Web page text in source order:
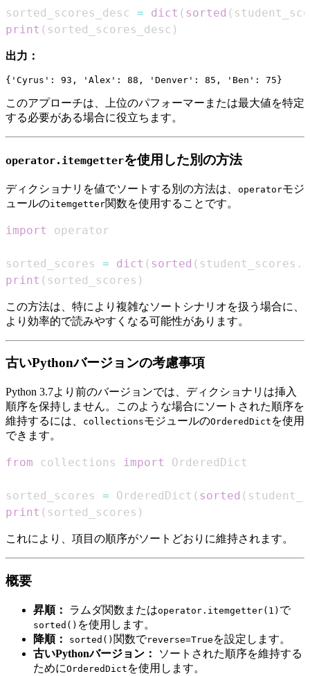
sorted_scores_desc = dict ( sorted (
print ( sorted_scores_desc )
出力：
このアプローチは、上位のパフォーマーまたは最大値を特定
する必要がある場合に役立ちます。
operator.itemgetterを使用した別の方法
ディクショナリを値でソートする別の方法は、 operatorモジ
ュールのitemgetter関数を使用することです。
import
sorted_scores = dict ( sorted ( student_scores .
print ( sorted_scores )
この方法は、特により複雑なソートシナリオを扱う場合に、
より効率的で読みやすくなる可能性があります。
古いPythonバージョンの考慮事項
Python 3.7より前のバージョンでは、ディクショナリは挿入
順序を保持しません。このような場合にソートされた順序を
維持するには、
collectionsモジュールのOrderedDict を使用
できます。
from collections import
sorted_scores = OrderedDict ( sorted (
print ( sorted_scores )
これにより、項目の順序がソートどおりに維持されます。
概要
昇順： ラムダ関数またはoperator.itemgetter(1) で
sorted() を使用します。
降順：
sorted() 関数でreverse=True を設定します。
古いPythonバージョン：
ソートされた順序を維持する
ためにOrderedDict を使用します。